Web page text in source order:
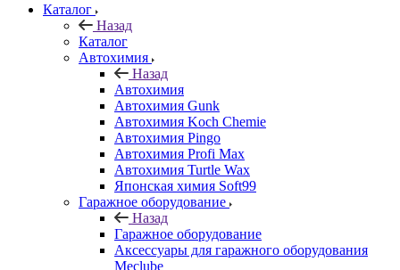
Каталог
Назад
Каталог
Автохимия
Назад
Автохимия
Автохимия Gunk
Автохимия Koch Chemie
Автохимия Pingo
Автохимия Profi Max
Автохимия Turtle Wax
Японская химия Soft99
Гаражное оборудование
Назад
Гаражное оборудование
Аксессуары для гаражного оборудования
Meclube